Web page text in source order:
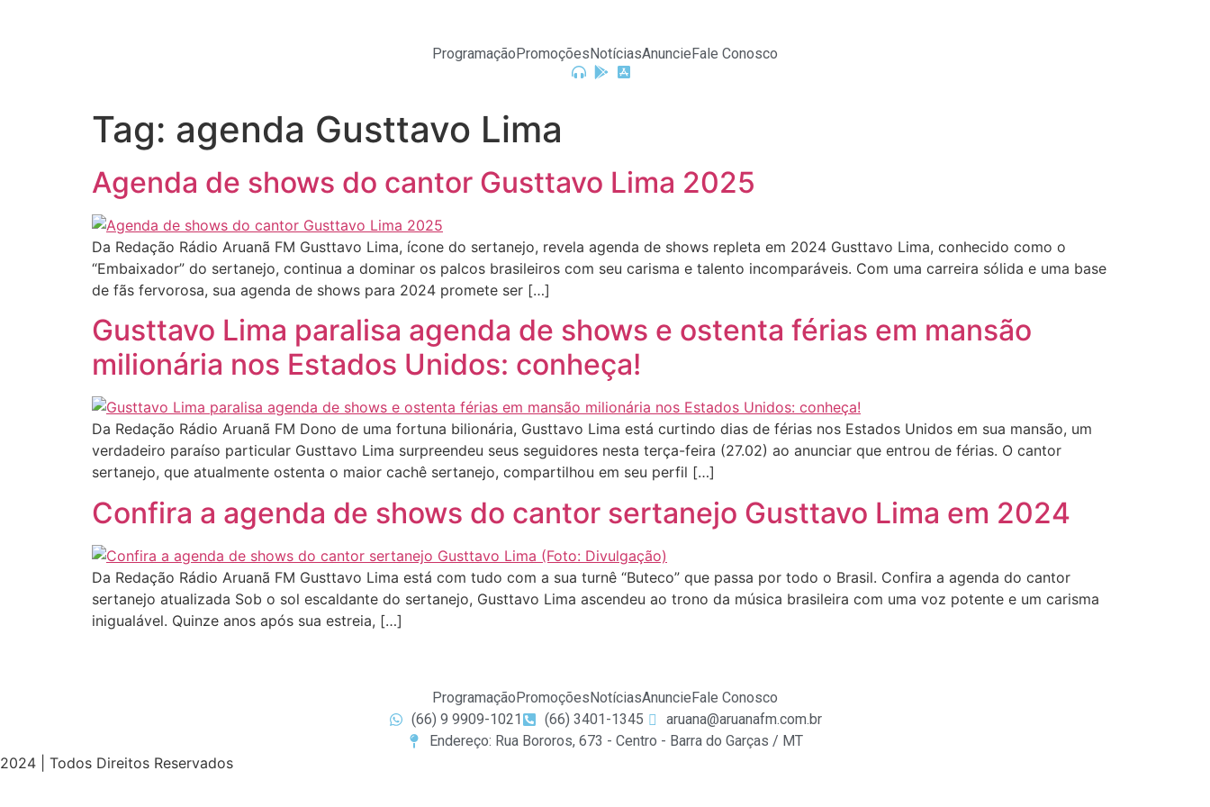
ProgramaçãoPromoçõesNotíciasAnuncieFale Conosco
Tag: agenda Gusttavo Lima
Agenda de shows do cantor Gusttavo Lima 2025
Da Redação Rádio Aruanã FM Gusttavo Lima, ícone do sertanejo, revela agenda de shows repleta em 2024 Gusttavo Lima, conhecido como o
“Embaixador” do sertanejo, continua a dominar os palcos brasileiros com seu carisma e talento incomparáveis. Com uma carreira sólida e uma base
de fãs fervorosa, sua agenda de shows para 2024 promete ser […]
Gusttavo Lima paralisa agenda de shows e ostenta férias em mansão
milionária nos Estados Unidos: conheça!
Da Redação Rádio Aruanã FM Dono de uma fortuna bilionária, Gusttavo Lima está curtindo dias de férias nos Estados Unidos em sua mansão, um
verdadeiro paraíso particular Gusttavo Lima surpreendeu seus seguidores nesta terça-feira (27.02) ao anunciar que entrou de férias. O cantor
sertanejo, que atualmente ostenta o maior cachê sertanejo, compartilhou em seu perfil […]
Confira a agenda de shows do cantor sertanejo Gusttavo Lima em 2024
Da Redação Rádio Aruanã FM Gusttavo Lima está com tudo com a sua turnê “Buteco” que passa por todo o Brasil. Confira a agenda do cantor
sertanejo atualizada Sob o sol escaldante do sertanejo, Gusttavo Lima ascendeu ao trono da música brasileira com uma voz potente e um carisma
inigualável. Quinze anos após sua estreia, […]
Programação Promoções NotíciasAnuncie Fale Conosco
(66) 9 9909-1021
(66) 3401-1345
aruana@aruanafm.com.br
Endereço: Rua Bororos, 673 - Centro - Barra do Garças / MT
2024 | Todos Direitos Reservados